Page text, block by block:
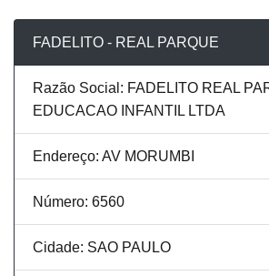
FADELITO - REAL PARQUE
Razão Social: FADELITO REAL
EDUCACAO INFANTIL LTDA
Endereço: AV MORUMBI
Número: 6560
Cidade: SAO PAULO